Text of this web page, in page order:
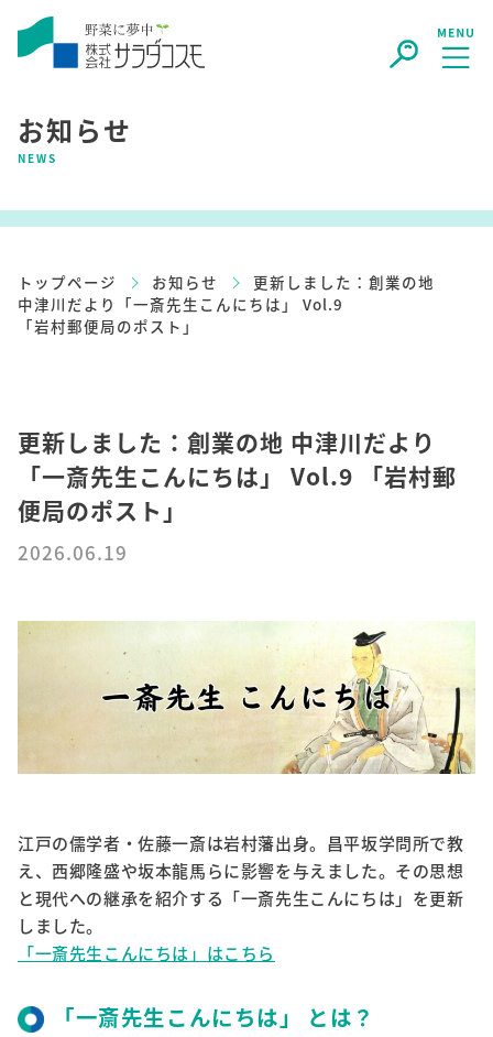
お知らせ
NEWS
トップページ お知らせ
更新しました：創業の地
中津川だより「一斎先生こんにちは」 Vol.9
「岩村郵便局のポスト」
更新しました：創業の地 中津川だより
「一斎先生こんにちは」 Vol.9 「岩村郵
便局のポスト」
2026.06.19
江戸の儒学者・佐藤一斎は岩村藩出身。昌平坂学問所で教
え、西郷隆盛や坂本龍馬らに影響を与えました。その思想
と現代への継承を紹介する「一斎先生こんにちは」を更新
しました。
「一斎先生こんにちは」はこちら
「一斎先生こんにちは」 とは？